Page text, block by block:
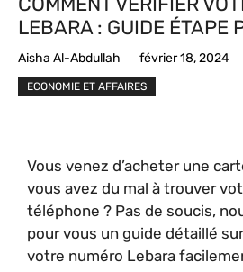
LEBARA : GUIDE ÉTAPE
Aisha Al-Abdullah février 18, 2024
ECONOMIE ET AFFAIRES
Vous venez d’acheter une
vous avez du mal à trouver
téléphone ? Pas de soucis,
pour vous un guide détaillé
votre numéro Lebara